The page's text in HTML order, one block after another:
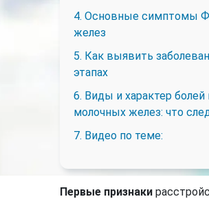
4. Основные симптомы
желез
5. Как выявить
этапах
6. Виды и характер болей
молочных желез: что
7. Видео по теме:
Первые признаки